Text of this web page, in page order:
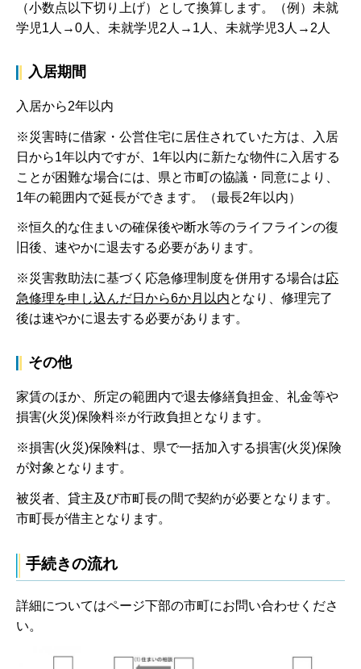
（小数点以下切り上げ）として換算します。（例）未就
学児1人→0人、未就学児2人→1人、未就学児3人→2人
入居期間
入居から2年以内
※災害時に借家・公営住宅に居住されていた方は、入居
日から1年以内ですが、1年以内に新たな物件に入居する
ことが困難な場合には、県と市町の協議・同意により、
1年の範囲内で延長ができます。（最長2年以内）
※恒久的な住まいの確保後や断水等のライフラインの復
旧後、速やかに退去する必要があります。
※災害救助法に基づく応急修理制度を併用する場合は応
急修理を申し込んだ日から6か月以内となり、修理完了
後は速やかに退去する必要があります。
その他
家賃のほか、所定の範囲内で退去修繕負担金、礼金等や
損害(火災)保険料※が行政負担となります。
※損害(火災)保険料は、県で一括加入する損害(火災)保険
が対象となります。
被災者、貸主及び市町長の間で契約が必要となります。
市町長が借主となります。
手続きの流れ
詳細についてはページ下部の市町にお問い合わせくださ
い。